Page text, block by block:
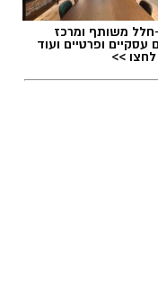
מרכז
משותף ומרכז
עסקיים ופרטיים ועוד
>>